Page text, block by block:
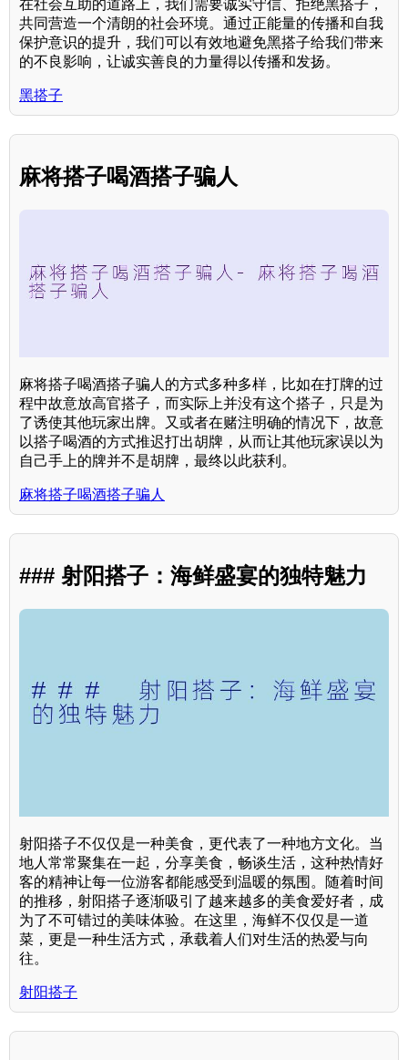
在社会互助的道路上，我们需要诚实守信、拒绝黑搭子，
共同营造一个清朗的社会环境。通过正能量的传播和自我
保护意识的提升，我们可以有效地避免黑搭子给我们带来
的不良影响，让诚实善良的力量得以传播和发扬。
黑搭子
麻将搭子喝酒搭子骗人
麻将搭子喝酒搭子骗人的方式多种多样，比如在打牌的过
程中故意放高官搭子，而实际上并没有这个搭子，只是为
了诱使其他玩家出牌。又或者在赌注明确的情况下，故意
以搭子喝酒的方式推迟打出胡牌，从而让其他玩家误以为
自己手上的牌并不是胡牌，最终以此获利。
麻将搭子喝酒搭子骗人
### 射阳搭子：海鲜盛宴的独特魅力
射阳搭子不仅仅是一种美食，更代表了一种地方文化。当
地人常常聚集在一起，分享美食，畅谈生活，这种热情好
客的精神让每一位游客都能感受到温暖的氛围。随着时间
的推移，射阳搭子逐渐吸引了越来越多的美食爱好者，成
为了不可错过的美味体验。在这里，海鲜不仅仅是一道
菜，更是一种生活方式，承载着人们对生活的热爱与向
往。
射阳搭子